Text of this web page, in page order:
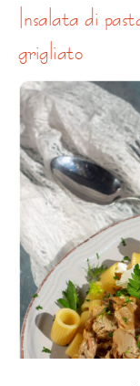
insalata di pasta con feta alle erbe e pollo
grigliato